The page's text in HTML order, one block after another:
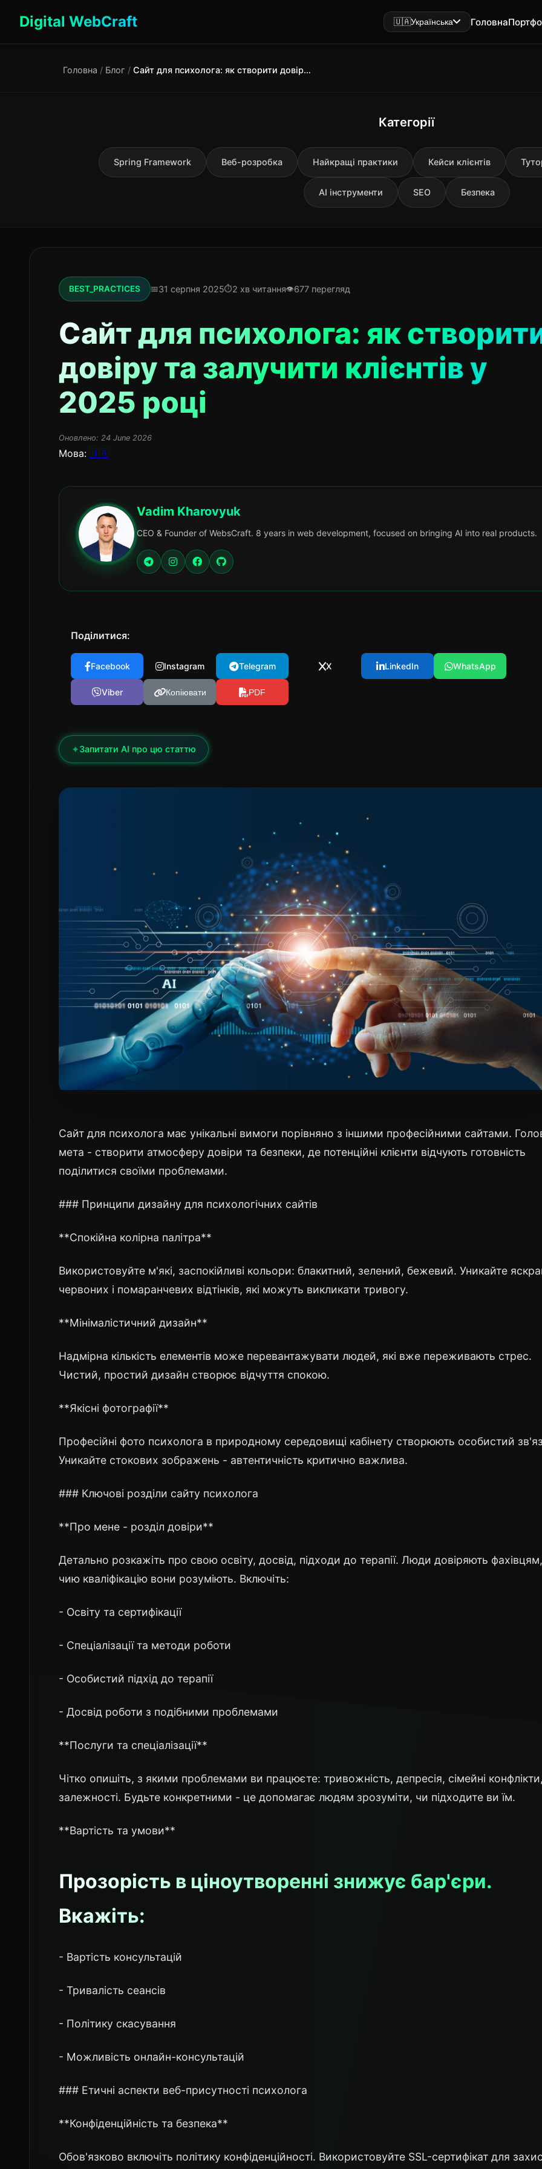
Digital WebCraft 🇺🇦Українська Головна
Головна / Блог / Сайт для психолога: як створити довіру та залучити клієнтів у 2025 році
Категорії
Spring Framework Веб-розробка Найкращі практики Кейси клієнтів
AI інструменти SEO Безпека
BEST_PRACTICES 31 серпня 2025 2 хв читання 677 перегляд
Сайт для психолога: як
довіру та залучити клієнтів у
2025 році
Оновлено: 24 June 2026
Мова: 🇺🇦
Vadim Kharovyuk
CEO & Founder of WebsCraft. 8 years in web development, focused on bringing AI into real products.
Поділитися:
Facebook Instagram Telegram X LinkedIn WhatsApp
Viber Копіювати PDF
✦Запитати AI про цю статтю
Сайт для психолога має унікальні вимоги порівняно з іншими професійними сайтами.
мета - створити атмосферу довіри та безпеки, де потенційні клієнти відчують готовність
поділитися своїми проблемами.
### Принципи дизайну для психологічних сайтів
**Спокійна колірна палітра**
Використовуйте м'які, заспокійливі кольори: блакитний, зелений, бежевий. Уникайте
червоних і помаранчевих відтінків, які можуть викликати тривогу.
**Мінімалістичний дизайн**
Надмірна кількість елементів може перевантажувати людей, які вже переживають стрес.
Чистий, простий дизайн створює відчуття спокою.
**Якісні фотографії**
Професійні фото психолога в природному середовищі кабінету створюють особистий
Уникайте стокових зображень - автентичність критично важлива.
### Ключові розділи сайту психолога
**Про мене - розділ довіри**
Детально розкажіть про свою освіту, досвід, підходи до терапії. Люди довіряють фахівцям,
чию кваліфікацію вони розуміють. Включіть:
- Освіту та сертифікації
- Спеціалізації та методи роботи
- Особистий підхід до терапії
- Досвід роботи з подібними проблемами
**Послуги та спеціалізації**
Чітко опишіть, з якими проблемами ви працюєте: тривожність, депресія, сімейні
залежності. Будьте конкретними - це допомагає людям зрозуміти, чи підходите ви їм.
**Вартість та умови**
Прозорість в ціноутворенні знижує бар'єри.
Вкажіть:
- Вартість консультацій
- Тривалість сеансів
- Політику скасування
- Можливість онлайн-консультацій
### Етичні аспекти веб-присутності психолога
**Конфіденційність та безпека**
Обов'язково включіть політику конфіденційності. Використовуйте SSL-сертифікат для